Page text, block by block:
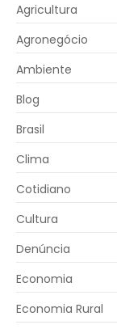
Agricultura
Agronegócio
Ambiente
Blog
Brasil
Clima
Cotidiano
Cultura
Denúncia
Economia
Economia Rural